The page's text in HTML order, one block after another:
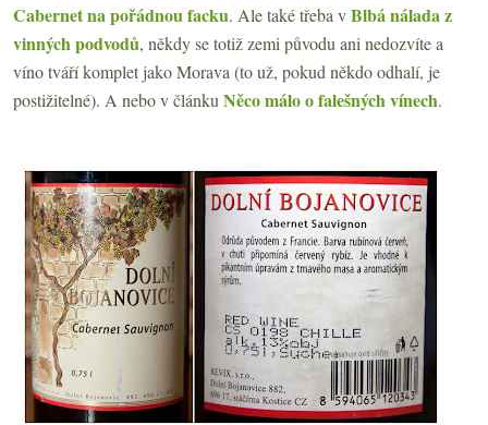
Cabernet na pořádnou facku. Ale také třeba vBlbá nálada z
vinných podvodů, někdy se totiž zemi původu ani nedozvíte a
víno tváří komplet jako Morava (to už, pokud někdo odhalí, je
postižitelné). A nebo v článku Něco málo o falešných vínech.